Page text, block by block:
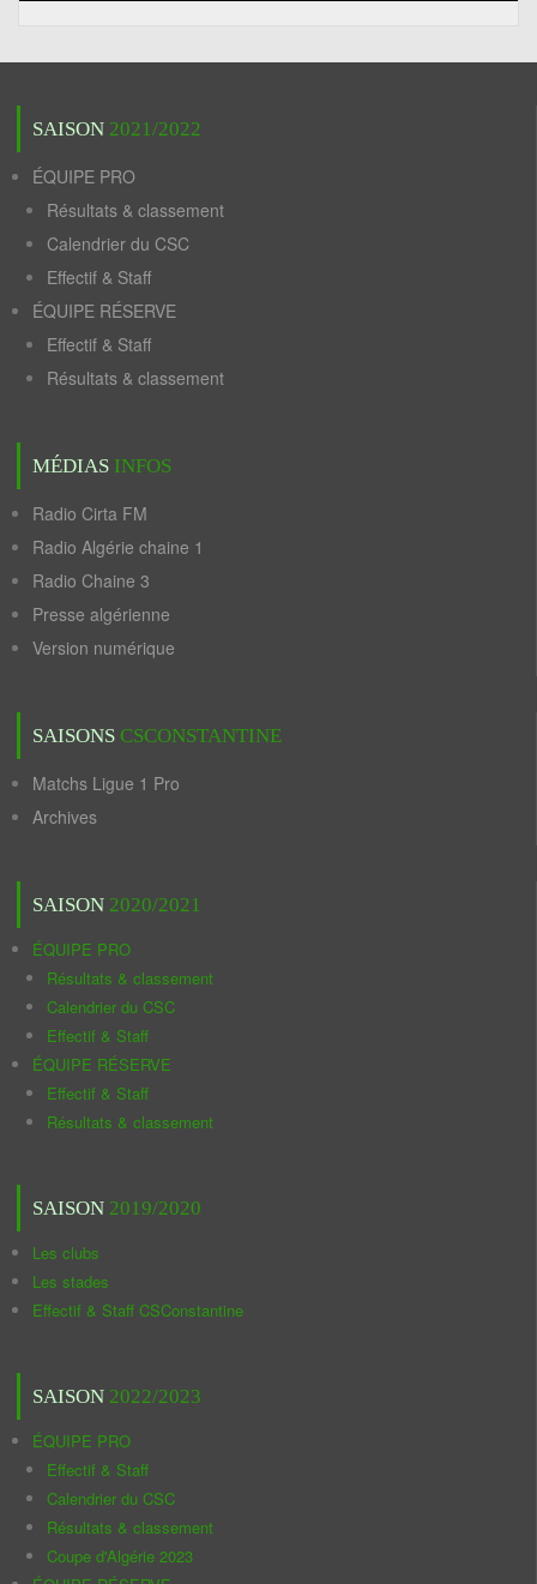
SAISON 2021/2022
ÉQUIPE PRO
Résultats & classement
Calendrier du CSC
Effectif & Staff
ÉQUIPE RÉSERVE
Effectif & Staff
Résultats & classement
MÉDIAS INFOS
Radio Cirta FM
Radio Algérie chaine 1
Radio Chaine 3
Presse algérienne
Version numérique
SAISONS CSCONSTANTINE
Matchs Ligue 1 Pro
Archives
SAISON 2020/2021
ÉQUIPE PRO
Résultats & classement
Calendrier du CSC
Effectif & Staff
ÉQUIPE RÉSERVE
Effectif & Staff
Résultats & classement
SAISON 2019/2020
Les clubs
Les stades
Effectif & Staff CSConstantine
SAISON 2022/2023
ÉQUIPE PRO
Effectif & Staff
Calendrier du CSC
Résultats & classement
Coupe d'Algérie 2023